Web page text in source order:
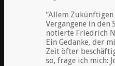
“Allem
Vergangene in den
notierte Friedrich
Ein Gedanke, der
Zeit öfter
so, frage ich mich: